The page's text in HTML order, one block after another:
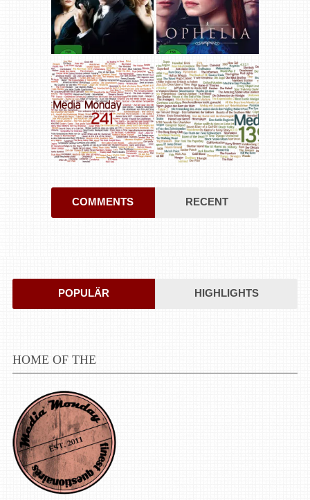
COMMENTS RECENT
POPULÄR HIGHLIGHTS
HOME OF THE